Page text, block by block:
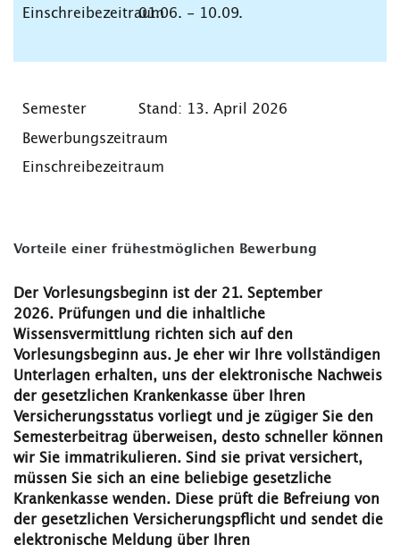
01.06. - 10.09.
Stand: 13. April 2026
Vorteile einer frühestmöglichen Bewerbung
Der Vorlesungsbeginn ist der 21. September
2026. Prüfungen und die inhaltliche
Wissensvermittlung richten sich auf den
Vorlesungsbeginn aus. Je eher wir Ihre vollständigen
Unterlagen erhalten, uns der elektronische Nachweis
der gesetzlichen Krankenkasse über Ihren
Versicherungsstatus vorliegt und je zügiger Sie den
Semesterbeitrag überweisen, desto schneller können
wir Sie immatrikulieren. Sind sie privat versichert,
müssen Sie sich an eine beliebige gesetzliche
Krankenkasse wenden. Diese prüft die Befreiung von
der gesetzlichen Versicherungspflicht und sendet die
elektronische Meldung über Ihren